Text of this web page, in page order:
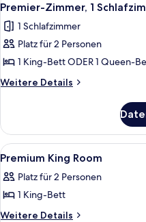
(East
Grand
Premier)
Fotos
für
Premier-
Zimmer,
1
anzeigen
1
Premier-Zimmer, 1
1 Schlafzimmer
Platz für 2 Personen
1 King-Bett ODER 1 Queen-
Weitere Details
Weitere
Zimmer,
Schlafzimmer,
Alle
Fotos
für
Premium
King
2
Premium King Room
Platz für 2 Personen
1 King-Bett
Weitere Details
Weitere